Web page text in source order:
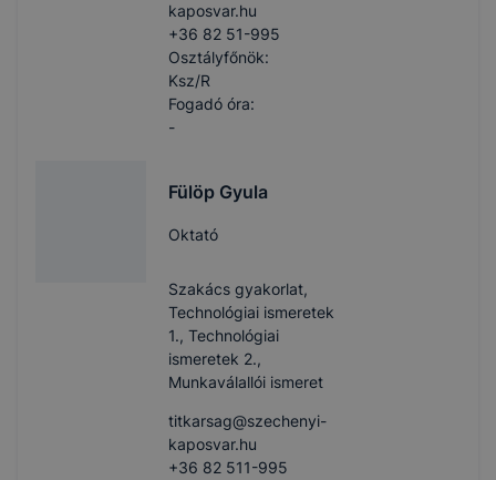
kaposvar.hu
+36 82 51-995
Osztályfőnök:
Ksz/R
Fogadó óra:
-
Fülöp Gyula
Oktató
Szakács gyakorlat,
Technológiai ismeretek
1., Technológiai
ismeretek 2.,
Munkaválallói ismeret
titkarsag​@szechenyi-
kaposvar.hu
+36 82 511-995